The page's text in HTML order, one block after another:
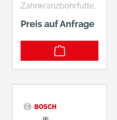
Zahnkranzbohrfutter.
Typ des
Ersatzschlüssels (A,
B, C, D, F, G)
Preis auf Anfrage